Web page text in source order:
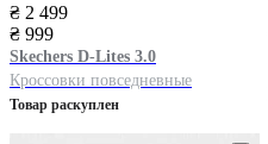
₴ 2 499
₴ 999
Skechers D-Lites 3.0
Кроссовки повседневные
Товар раскуплен